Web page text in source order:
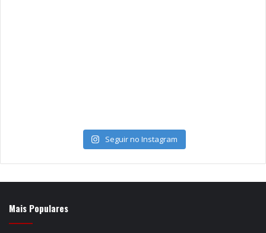
Seguir no Instagram
Mais Populares